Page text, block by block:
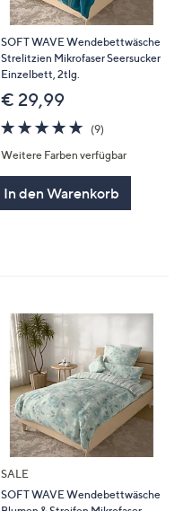
SOFT WAVE Wendebettwäsche
Strelitzien Mikrofaser Seersucker
Einzelbett, 2tlg.
€ 29,99
4.7
von
5
(9)9
Weitere Farben verfügbar
In den Warenkorb
SALE
SOFT WAVE Wendebettwäsche